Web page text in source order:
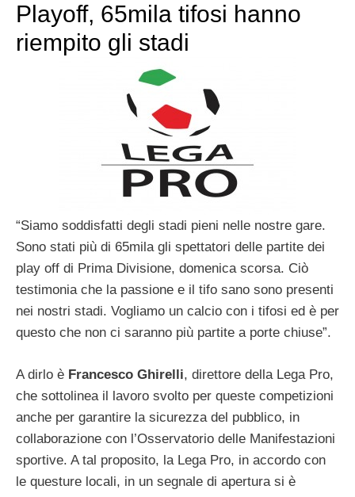
Playoff, 65mila tifosi hanno
riempito gli stadi
“Siamo soddisfatti degli stadi pieni nelle nostre gare.
Sono stati più di 65mila gli spettatori delle partite dei
play off di Prima Divisione, domenica scorsa. Ciò
testimonia che la passione e il tifo sano sono presenti
nei nostri stadi. Vogliamo un calcio con i tifosi ed è per
questo che non ci saranno più partite a porte chiuse”.
A dirlo è Francesco Ghirelli, direttore della Lega Pro,
che sottolinea il lavoro svolto per queste competizioni
anche per garantire la sicurezza del pubblico, in
collaborazione con l’Osservatorio delle Manifestazioni
sportive. A tal proposito, la Lega Pro, in accordo con
le questure locali, in un segnale di apertura si è